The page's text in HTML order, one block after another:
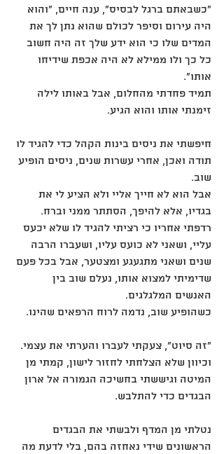
"כשבאתם ברגל לבסיס", ענה חיים, "והוא
היה עירום וסיפר לכולם שהוא נתן לך את
המדים שלו כי הוא ידע שלך זה היה חשוב
כל כך ולו ממילא לא היה אכפת שידיחו
אותו".
תמיד פחדתי מהחלום, אבל באותו לילה
זימנתי אותו והוא הגיע.
חיפשתי את ניסים בינות הקהל כדי להגיד לו
תודה ואכן, אחרי עשרות שנים, ניסים הופיע
שוב.
אבל הוא לא חייך אליי ולא הציע לי את
בגדיו, אלא להיפך, הסתתר ממני וברח.
רדפתי אחריו כי רציתי להגיד לו שלא יכעס
עליי, ושאני לא כועס עליו, ושעברו הרבה
שנים ושאני מתגעגע ומצטער, אבל בכל פעם
שדימיתי למצוא אותו, נעלם שוב בין
האנשים המלגלגים.
כשהופיע שוב, נדמה לרוח הרפאים שהינו.
"זה סיוט", צעקתי לעברו והערתי את עצמי.
וכיוון שלא הצלחתי לחזור לישון, קמתי מן
המיטה וגיששתי בחשיכה הגמורה אל ארון
הבגדים כדי להתלבש.
נטלתי מן המדף ולבשתי את הבגדים
הראשונים שידי נאחזה בהם, בלי לדעת מה